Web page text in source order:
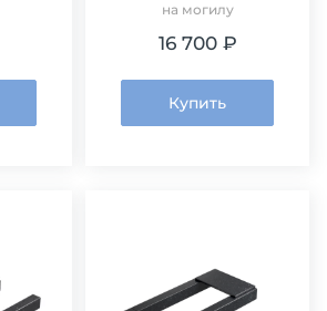
на могилу
16 700 ₽
Купить